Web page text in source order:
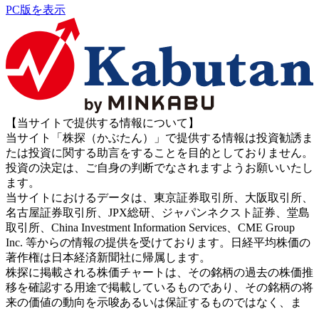
PC版を表示
【当サイトで提供する情報について】
当サイト「株探（かぶたん）」で提供する情報は投資勧誘ま
たは投資に関する助言をすることを目的としておりません。
投資の決定は、ご自身の判断でなされますようお願いいたし
ます。
当サイトにおけるデータは、東京証券取引所、大阪取引所、
名古屋証券取引所、JPX総研、ジャパンネクスト証券、堂島
取引所、China Investment Information Services、CME Group
Inc. 等からの情報の提供を受けております。日経平均株価の
著作権は日本経済新聞社に帰属します。
株探に掲載される株価チャートは、その銘柄の過去の株価推
移を確認する用途で掲載しているものであり、その銘柄の将
来の価値の動向を示唆あるいは保証するものではなく、ま